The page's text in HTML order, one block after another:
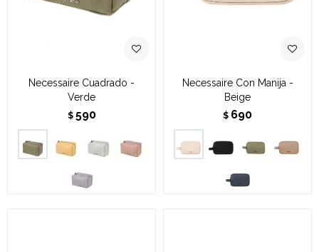
Necessaire Cuadrado -
Verde
$ 590
Necessaire Con Manija -
Beige
$ 690